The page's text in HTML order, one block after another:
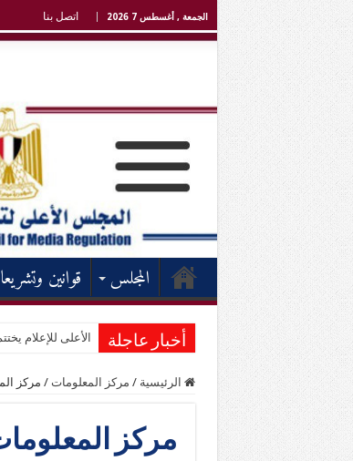
الجمعة , أغسطس 7 2026 اتصل بنا
المجلس قوانين
أخبار عاجلة الأعلى للإعلام
الرئيسية / مركز المعلومات / مركز
مركز